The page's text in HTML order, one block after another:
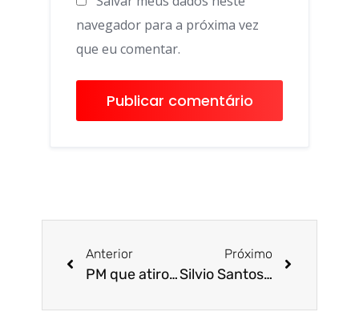
navegador para a próxima vez
que eu comentar.
Anterior
PM que atirou e matou jovem após manobras com a moto está preso
Próximo
Silvio Santos, um dos maiores comunicadores da TV brasileira, morre aos 93 anos